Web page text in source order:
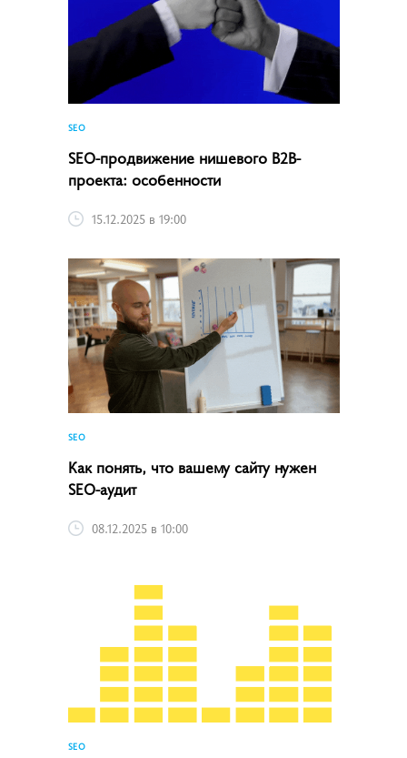
SEO
SEO-продвижение нишевого B2B-
проекта: особенности
15.12.2025 в 19:00
SEO
Как понять, что вашему сайту нужен
SEO-аудит
08.12.2025 в 10:00
SEO